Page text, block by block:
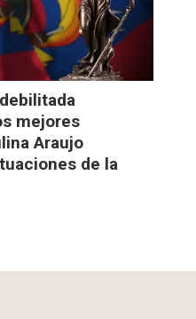
mejores
Araujo
de la